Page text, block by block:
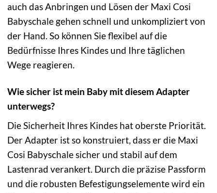
auch das Anbringen und Lösen der Maxi Cosi
Babyschale gehen schnell und unkompliziert von
der Hand. So können Sie flexibel auf die
Bedürfnisse Ihres Kindes und Ihre täglichen
Wege reagieren.
Wie sicher ist mein Baby mit diesem Adapter
unterwegs?
Die Sicherheit Ihres Kindes hat oberste Priorität.
Der Adapter ist so konstruiert, dass er die Maxi
Cosi Babyschale sicher und stabil auf dem
Lastenrad verankert. Durch die präzise Passform
und die robusten Befestigungselemente wird ein